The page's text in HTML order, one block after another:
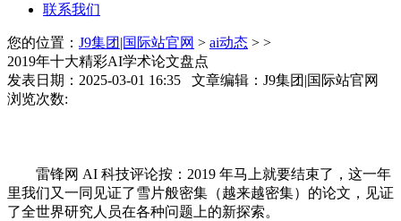
联系我们
您的位置： J9集团|国际站官网 > ai动态 > >
2019年十大精彩AI学术论文盘点
发表日期：2025-03-01 16:35 文章编辑：J9集团|国际站官网
浏览次数:
雷锋网 AI 科技评论按：2019 年马上就要结束了，这一年
里我们又一同见证了雪片般密集（越来越密集）的论文，见证
了全世界研究人员在各种问题上的新探索。